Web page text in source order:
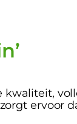
ervoor